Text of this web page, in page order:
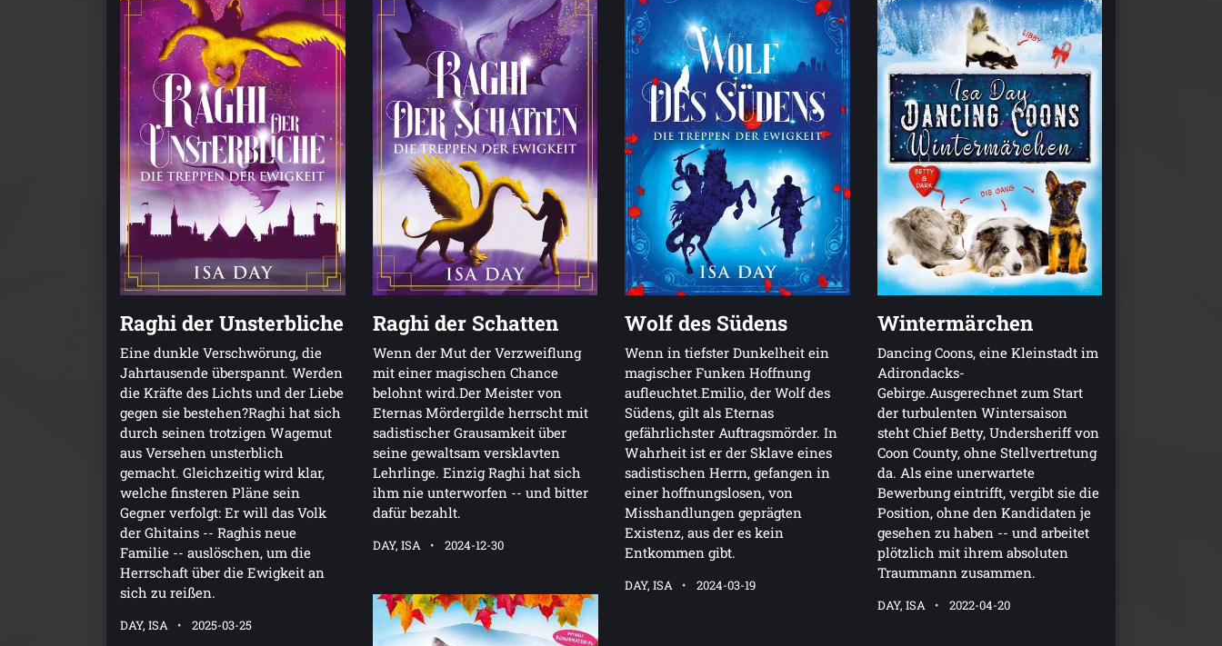
Raghi der Unsterbliche
Eine dunkle Verschwörung, die
Jahrtausende überspannt. Werden
die Kräfte des Lichts und der Liebe
gegen sie bestehen?Raghi hat sich
durch seinen trotzigen Wagemut
aus Versehen unsterblich
gemacht. Gleichzeitig wird klar,
welche finsteren Pläne sein
Gegner verfolgt: Er will das Volk
der Ghitains -- Raghis neue
Familie -- auslöschen, um die
Herrschaft über die Ewigkeit an
sich zu reißen.
DAY, ISA 2025-03-25
Raghi der Schatten
Wenn der Mut der Verzweiflung
mit einer magischen Chance
belohnt wird.Der Meister von
Eternas Mördergilde herrscht mit
sadistischer Grausamkeit über
seine gewaltsam versklavten
Lehrlinge. Einzig Raghi hat sich
ihm nie unterworfen -- und bitter
dafür bezahlt.
DAY, ISA 2024-12-30
Wolf des Südens
Wenn in tiefster Dunkelheit ein
magischer Funken Hoffnung
aufleuchtet.Emilio, der Wolf des
Südens, gilt als Eternas
gefährlichster Auftragsmörder. In
Wahrheit ist er der Sklave eines
sadistischen Herrn, gefangen in
einer hoffnungslosen, von
Misshandlungen geprägten
Existenz, aus der es kein
Entkommen gibt.
DAY, ISA 2024-03-19
Wintermärchen
Dancing Coons, eine Kleinstadt im
Adirondacks-
Gebirge.Ausgerechnet zum Start
der turbulenten Wintersaison
steht Chief Betty, Undersheriff von
Coon County, ohne Stellvertretung
da. Als eine unerwartete
Bewerbung eintrifft, vergibt sie die
Position, ohne den Kandidaten je
gesehen zu haben -- und arbeitet
plötzlich mit ihrem absoluten
Traummann zusammen.
DAY, ISA 2022-04-20